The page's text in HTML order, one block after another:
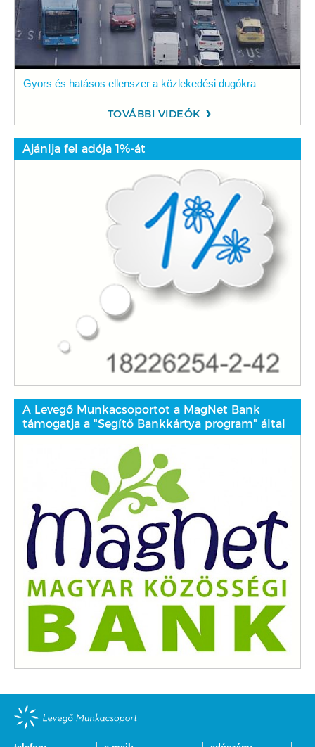
Gyors és hatásos ellenszer a közlekedési dugókra
TOVÁBBI VIDEÓK
Ajánlja fel adója 1%-át
A Levegő Munkacsoportot a MagNet Bank
támogatja a "Segítő Bankkártya program" által